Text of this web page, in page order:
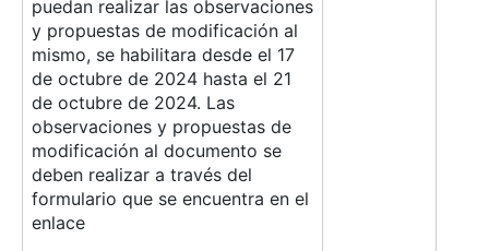
puedan realizar las observaciones
y propuestas de modificación al
mismo, se habilitara desde el 17
de octubre de 2024 hasta el 21
de octubre de 2024. Las
observaciones y propuestas de
modificación al documento se
deben realizar a través del
formulario que se encuentra en el
enlace